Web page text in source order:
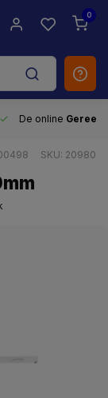
0
De online
SKU: 20980